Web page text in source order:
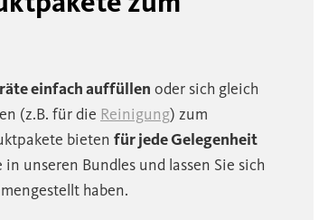
einfach auffüllen oder sich gleich
(z.B. für die Reinigung) zum
bieten für jede Gelegenheit
in unseren Bundles und lassen Sie sich
haben.